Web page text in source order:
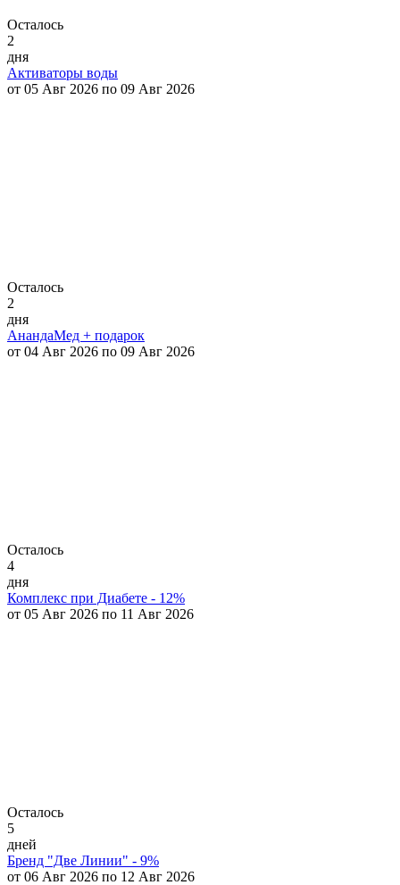
Осталось
2
дня
Активаторы воды
от 05 Авг 2026 по 09 Авг 2026
Осталось
2
дня
АнандаМед + подарок
от 04 Авг 2026 по 09 Авг 2026
Осталось
4
дня
Комплекс при Диабете - 12%
от 05 Авг 2026 по 11 Авг 2026
Осталось
5
дней
Бренд "Две Линии" - 9%
от 06 Авг 2026 по 12 Авг 2026